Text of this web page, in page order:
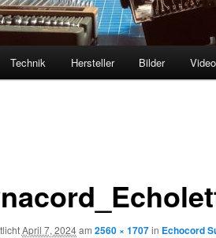
Technik Hersteller Bilder
April 7, 2024am 2560 × 1707in Echocord